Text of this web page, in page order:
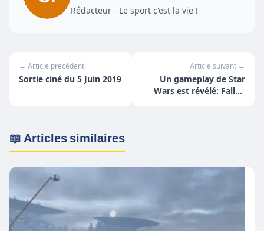
Rédacteur - Le sport c'est la vie !
← Article précédent
Sortie ciné du 5 Juin 2019
Article suivant →
Un gameplay de Star
Wars est révélé: Fallen
📖 Articles similaires